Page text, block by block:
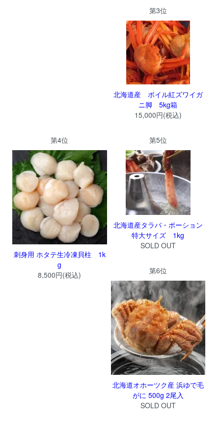
第3位
北海道産 ボイル紅ズワイガ
ニ脚 5kg箱
15,000円(税込)
第4位
刺身用 ホタテ生冷凍貝柱 1k
g
8,500円(税込)
第5位
北海道産タラバ・ポーション
特大サイズ 1kg
SOLD OUT
第6位
北海道オホーツク産 浜ゆで毛
がに 500g 2尾入
SOLD OUT